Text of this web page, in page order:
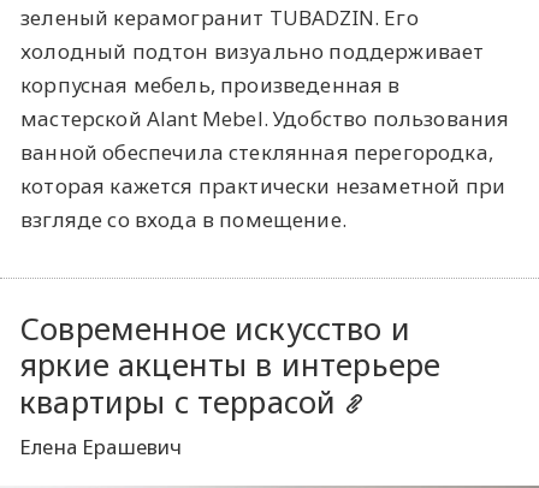
зеленый керамогранит TUBADZIN. Его
холодный подтон визуально поддерживает
корпусная мебель, произведенная в
мастерской Alant Mebel. Удобство пользования
ванной обеспечила стеклянная перегородка,
которая кажется практически незаметной при
взгляде со входа в помещение.
Современное искусство и
яркие акценты в интерьере
квартиры с террасой
Елена Ерашевич